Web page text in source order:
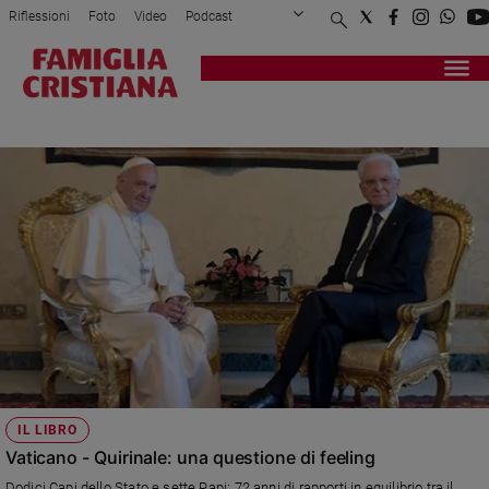
Attualità
Mondo
Economia
Legalità
giustizia
Sport
Interviste
Papa
Papa
Riflessioni Foto Video Podcast
Privacy Policy Chi siamo
Registrati Redazione
IL LIBRO
Vaticano - Quirinale: una questione di feeling